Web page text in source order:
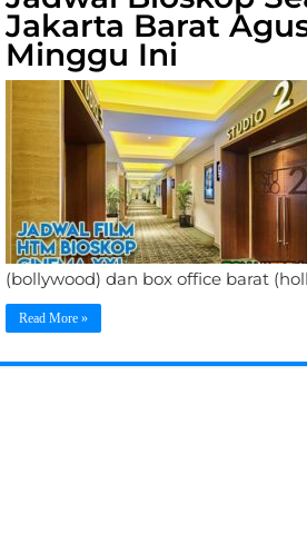
Jakarta Barat
Minggu Ini
(bollywood) dan box office barat
Read More »